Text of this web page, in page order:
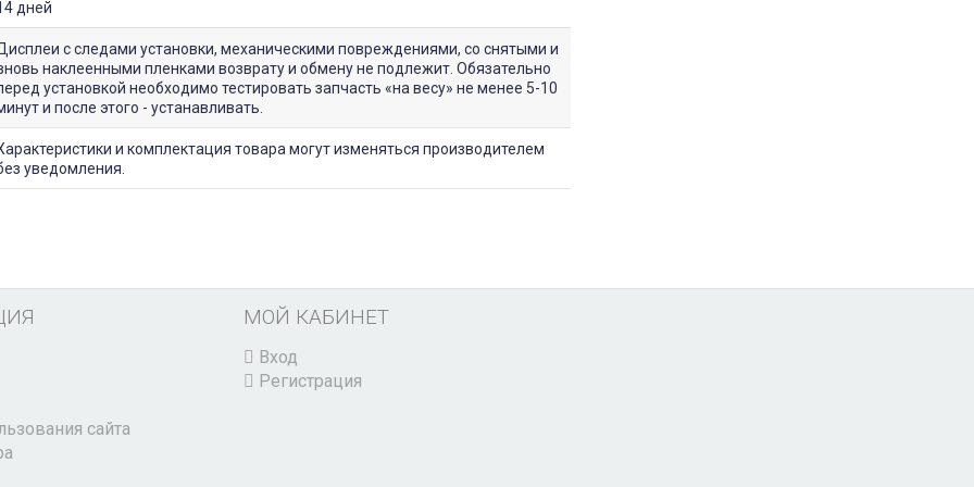
дней
с следами установки, механическими повреждениями, со снятыми и
наклеенными пленками возврату и обмену не подлежит. Обязательно
установкой необходимо тестировать запчасть «на весу» не менее 5-10
и после этого - устанавливать.
и комплектация товара могут изменяться производителем
уведомления.
сайта
МОЙ КАБИНЕТ
Вход
Регистрация